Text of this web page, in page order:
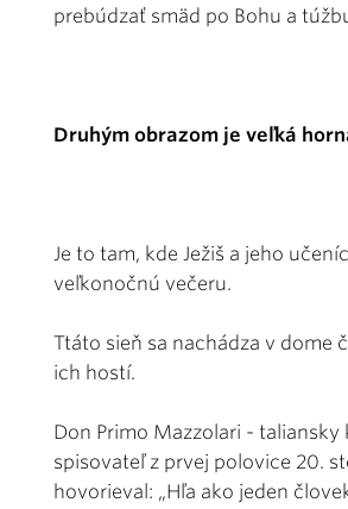
prebúdzať smäd po Bohu a
Druhým obrazom je veľká
Je to tam, kde Ježiš a jeho
veľkonočnú večeru.
Ttáto sieň sa nachádza v dome
ich hostí.
Don Primo Mazzolari - taliansky
spisovateľ z prvej polovice 20.
hovorieval: „Hľa ako jeden